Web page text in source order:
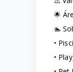
🌟
🏊
•
•